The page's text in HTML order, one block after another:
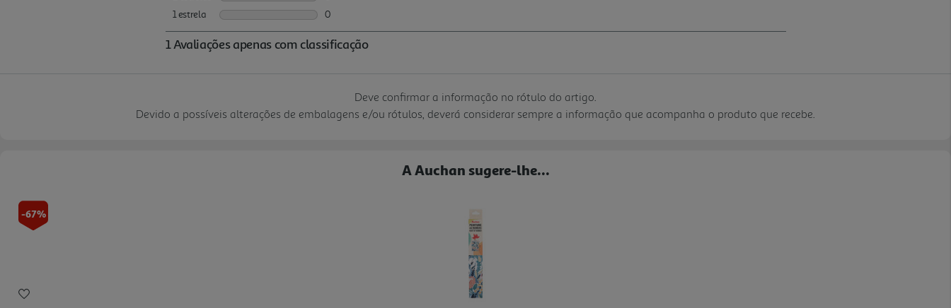
Deve confirmar a informação no rótulo do artigo.
Devido a possíveis alterações de embalagens e/ou rótulos, deverá considerar sempre a informação que acompanha o produto que recebe.
A Auchan sugere-lhe...
-67%